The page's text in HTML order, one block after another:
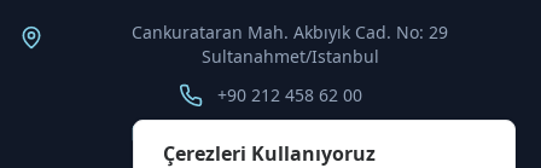
Cankurataran Mah. Akbıyık Cad. No: 29
Sultanahmet/Istanbul
+90 212 458 62 00
Çerezleri Kullanıyoruz